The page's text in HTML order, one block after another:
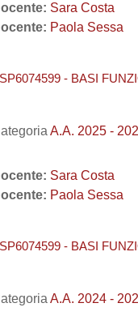
Sara Costa
Paola Sessa
- BASI
A.A. 2025 -
Sara Costa
Paola Sessa
- BASI
A.A. 2024 -